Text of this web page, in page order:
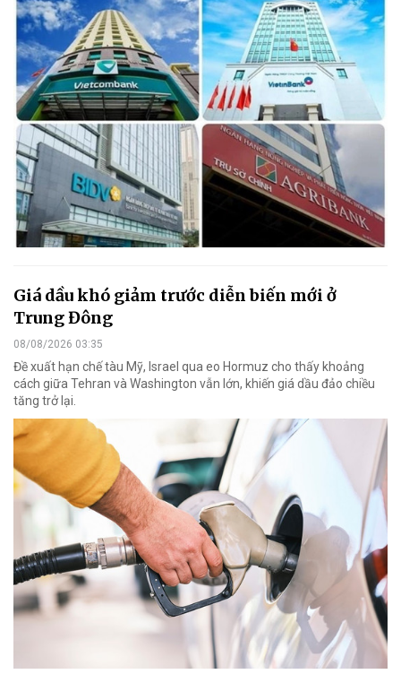
Giá dầu khó giảm trước diễn biến mới ở
Trung Đông
08/08/2026 03:35
Đề xuất hạn chế tàu Mỹ, Israel qua eo Hormuz cho thấy khoảng
cách giữa Tehran và Washington vẫn lớn, khiến giá dầu đảo chiều
tăng trở lại.